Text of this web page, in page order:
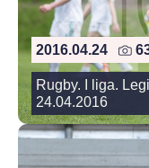
2016.04.24
Rugby. I liga.
24.04.2016